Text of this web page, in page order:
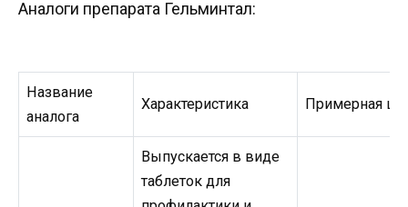
Аналоги препарата Гельминтал:
Название
аналога
Характеристика Примерная
Выпускается в виде
таблеток для